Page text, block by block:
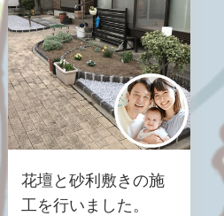
花壇と砂利敷きの施
工を行いました。